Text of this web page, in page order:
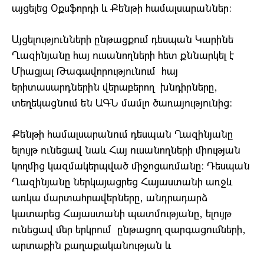
այցելեց Օքսֆորդի և Քենթի համալսարաններ:
Այցելությունների ընթացքում դեսպան Կարինե
Ղազինյանը հայ ուսանողների հետ քննարկել է
Միացյալ Թագավորությունում հայ
երիտասարդներին վերաբերող խնդիրները,
տեղեկացնում են ԱԳՆ մամլո ծառայությունից:
Քենթի համալսարանում դեսպան Ղազինյանը
ելույթ ունեցավ նաև Հայ ուսանողների միության
կողմից կազմակերպված միջոցառմանը: Դեսպան
Ղազինյանը ներկայացրեց Հայաստանի առջև
առկա մարտահրավերները, անդրադարձ
կատարեց Հայաստանի պատմությանը, ելույթ
ունեցավ մեր երկրում ընթացող զարգացումների,
արտաքին քաղաքականության և